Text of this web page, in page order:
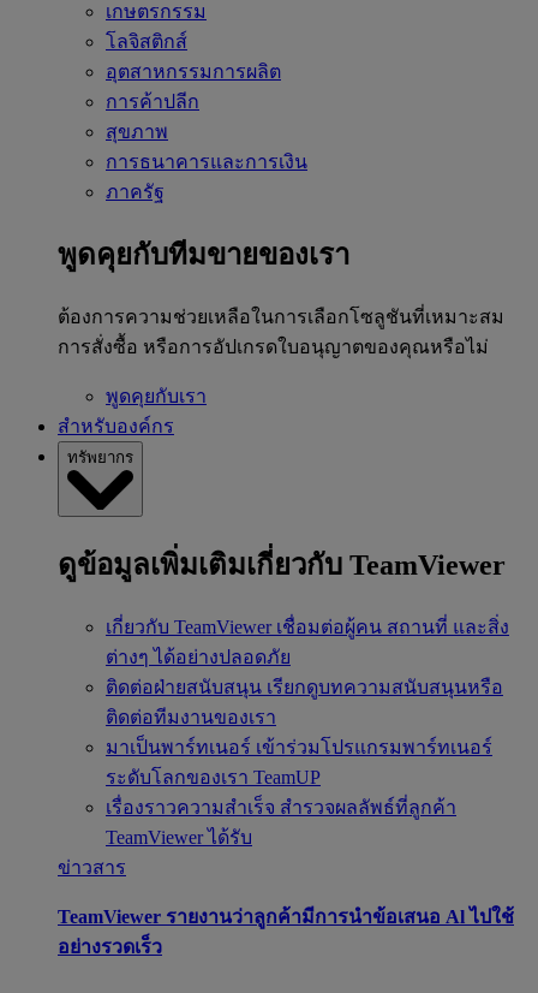
เกษตรกรรม
โลจิสติกส์
อุตสาหกรรมการผลิต
การค้าปลีก
สุขภาพ
การธนาคารและการเงิน
ภาครัฐ
พูดคุยกับทีมขายของเรา
ต้องการความช่วยเหลือในการเลือกโซลูชันที่เหมาะสม
การสั่งซื้อ หรือการอัปเกรดใบอนุญาตของคุณหรือไม่
พูดคุยกับเรา
สำหรับองค์กร
ทรัพยากร
ดูข้อมูลเพิ่มเติมเกี่ยวกับ TeamViewer
เกี่ยวกับ TeamViewer เชื่อมต่อผู้คน สถานที่ และสิ่ง
ต่างๆ ได้อย่างปลอดภัย
ติดต่อฝ่ายสนับสนุน เรียกดูบทความสนับสนุนหรือ
ติดต่อทีมงานของเรา
มาเป็นพาร์ทเนอร์ เข้าร่วมโปรแกรมพาร์ทเนอร์
ระดับโลกของเรา TeamUP
เรื่องราวความสำเร็จ สำรวจผลลัพธ์ที่ลูกค้า
TeamViewer ได้รับ
ข่าวสาร
TeamViewer รายงานว่าลูกค้ามีการนำข้อเสนอ Al ไปใช้
อย่างรวดเร็ว